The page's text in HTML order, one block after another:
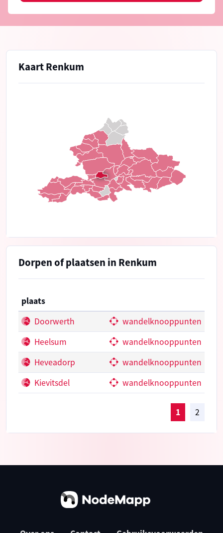
Kaart Renkum
Dorpen of plaatsen in Renkum
plaats
Doorwerth
wandelknooppunten
Heelsum
wandelknooppunten
Heveadorp
wandelknooppunten
Kievitsdel
wandelknooppunten
1 2